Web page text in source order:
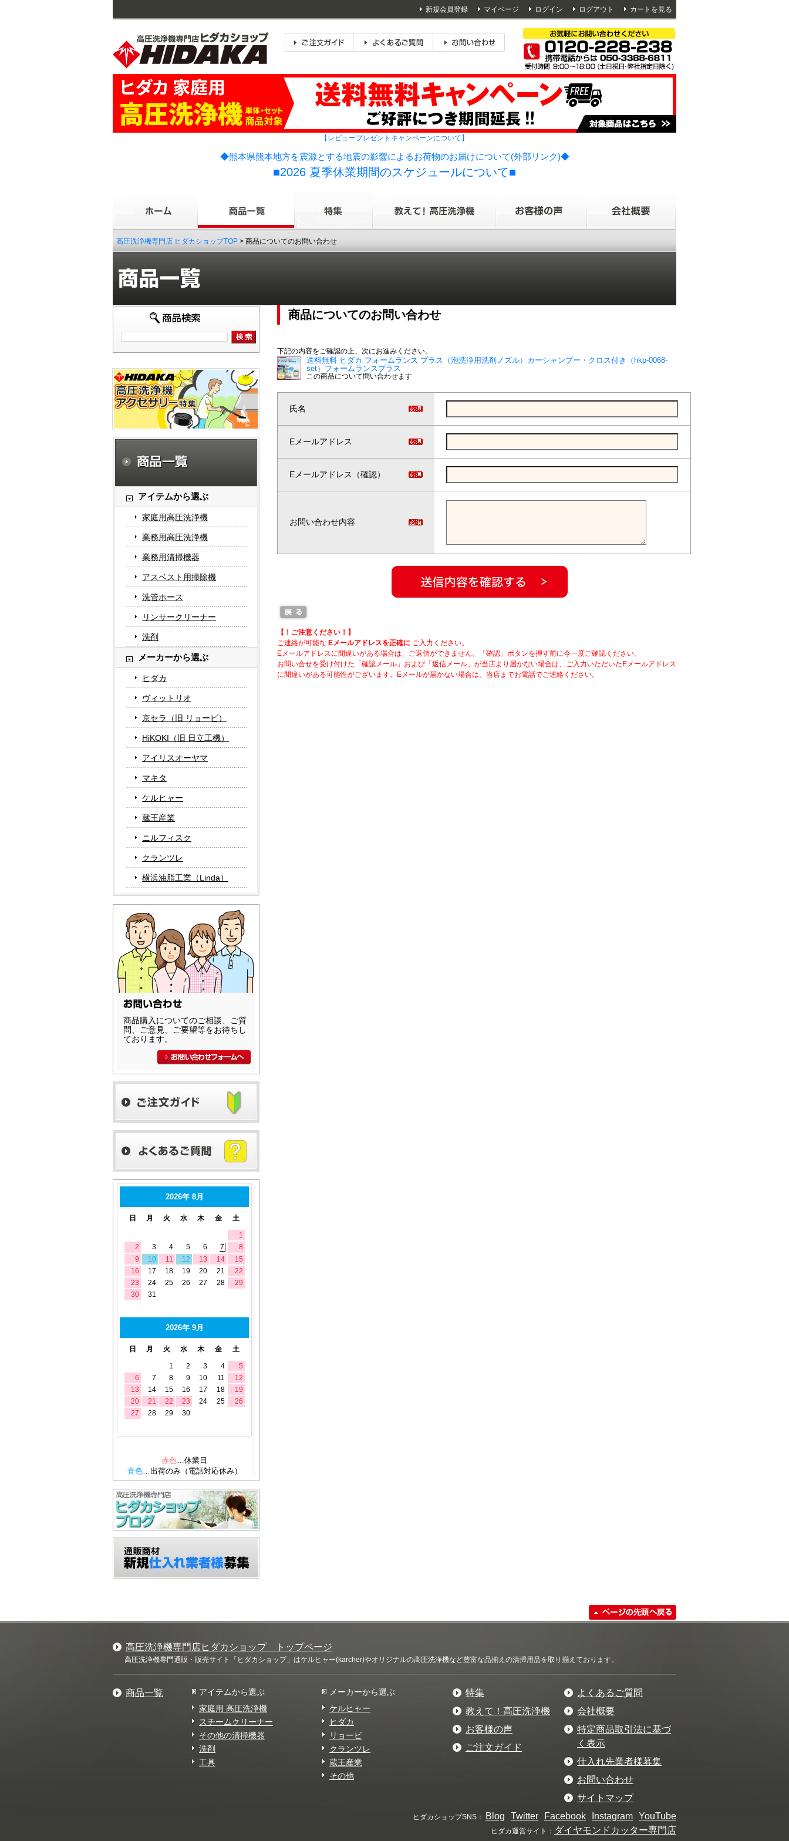
新規会員登録 マイページ ログイン ログアウト カートを見る
【レビュープレゼントキャンペーンについて】
◆熊本県熊本地方を震源とする地震の影響によるお荷物のお届けについて(外部リンク)◆
■2026 夏季休業期間のスケジュールについて■
高圧洗浄機専門店 ヒダカショップTOP > 商品についてのお問い合わせ
アイテムから選ぶ
家庭用高圧洗浄機
業務用高圧洗浄機
業務用清掃機器
アスベスト用掃除機
洗管ホース
リンサークリーナー
洗剤
メーカーから選ぶ
ヒダカ
ヴィットリオ
京セラ（旧 リョービ）
HiKOKI（旧 日立工機）
アイリスオーヤマ
マキタ
ケルヒャー
蔵王産業
ニルフィスク
クランツレ
横浜油脂工業（Linda）
商品購入についてのご相談、ご質
問、ご意見、ご要望等をお待ちし
ております。
商品についてのお問い合わせ
下記の内容をご確認の上、次にお進みください。
送料無料 ヒダカ フォームランス プラス（泡洗浄用洗剤ノズル）カーシャンプー・クロス付き（hkp-0068-
set）フォームランスプラス
この商品について問い合わせます
氏名
Eメールアドレス
Eメールアドレス（確認）
お問い合わせ内容
【！ご注意ください！】
ご連絡が可能な Eメールアドレスを正確に ご入力ください。
Eメールアドレスに間違いがある場合は、ご返信ができません。「確認」ボタンを押す前に今一度ご確認ください。
お問い合せを受け付けた「確認メール」および「返信メール」が当店より届かない場合は、ご入力いただいたEメールアドレス
に間違いがある可能性がございます。Eメールが届かない場合は、当店までお電話でご連絡ください。
高圧洗浄機専門店ヒダカショップ トップページ
高圧洗浄機専門通販・販売サイト「ヒダカショップ」はケルヒャー(karcher)やオリジナルの高圧洗浄機など豊富な品揃えの清掃用品を取り揃えております。
商品一覧
アイテムから選ぶ
家庭用 高圧洗浄機
スチームクリーナー
その他の清掃機器
洗剤
工具
メーカーから選ぶ
ケルヒャー
ヒダカ
リョービ
クランツレ
蔵王産業
その他
特集
教えて！高圧洗浄機
お客様の声
ご注文ガイド
よくあるご質問
会社概要
特定商品取引法に基づ
く表示
仕入れ先業者様募集
お問い合わせ
サイトマップ
ヒダカショップSNS： Blog Twitter Facebook Instagram YouTube
ヒダカ運営サイト： ダイヤモンドカッター専門店